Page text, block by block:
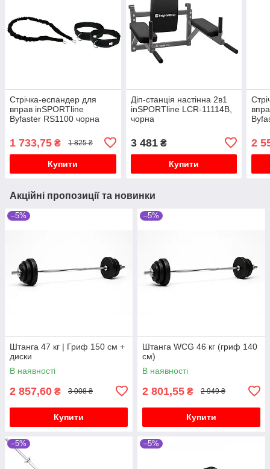
Стрічка-еспандер для
вправ inSPORTline
Byfaster RS1100 чорна
1 733,75 ₴ 1 825 ₴
Купити
Діп-станція настінна 2в1
inSPORTline LCR-11114B,
чорна
3 481₴
Купити
2
Акційні пропозиції та новинки
–5%
Штанга 47 кг | Гриф 150 см +
диски
В наявності
2 857,60 ₴ 3 008 ₴
Купити
–5%
Штанга WCG 46 кг (гриф 140
см)
В наявності
2 801,55 ₴ 2 949 ₴
Купити
–5% –5%